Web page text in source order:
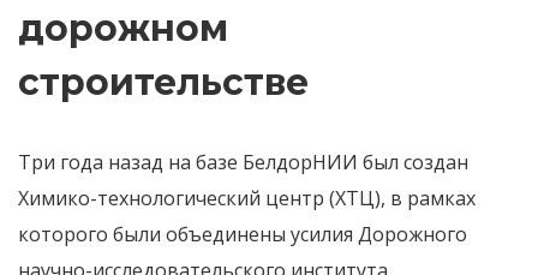
дорожном
строительстве
Три года назад на базе БелдорНИИ был создан
Химико-технологический центр (ХТЦ), в рамках
которого были объединены усилия Дорожного